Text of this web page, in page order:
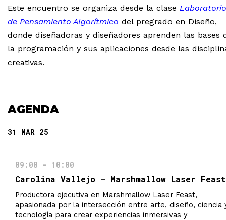
Este encuentro se organiza desde la clase Laboratorio
de Pensamiento Algorítmico del pregrado en Diseño,
donde diseñadoras y diseñadores aprenden las bases
la programación y sus aplicaciones desde las
creativas.
AGENDA
31 MAR 25
09:00 - 10:00
Carolina Vallejo - Marshmallow Laser Feast
Productora ejecutiva en Marshmallow Laser Feast,
apasionada por la intersección entre arte, diseño, ciencia
tecnología para crear experiencias inmersivas y